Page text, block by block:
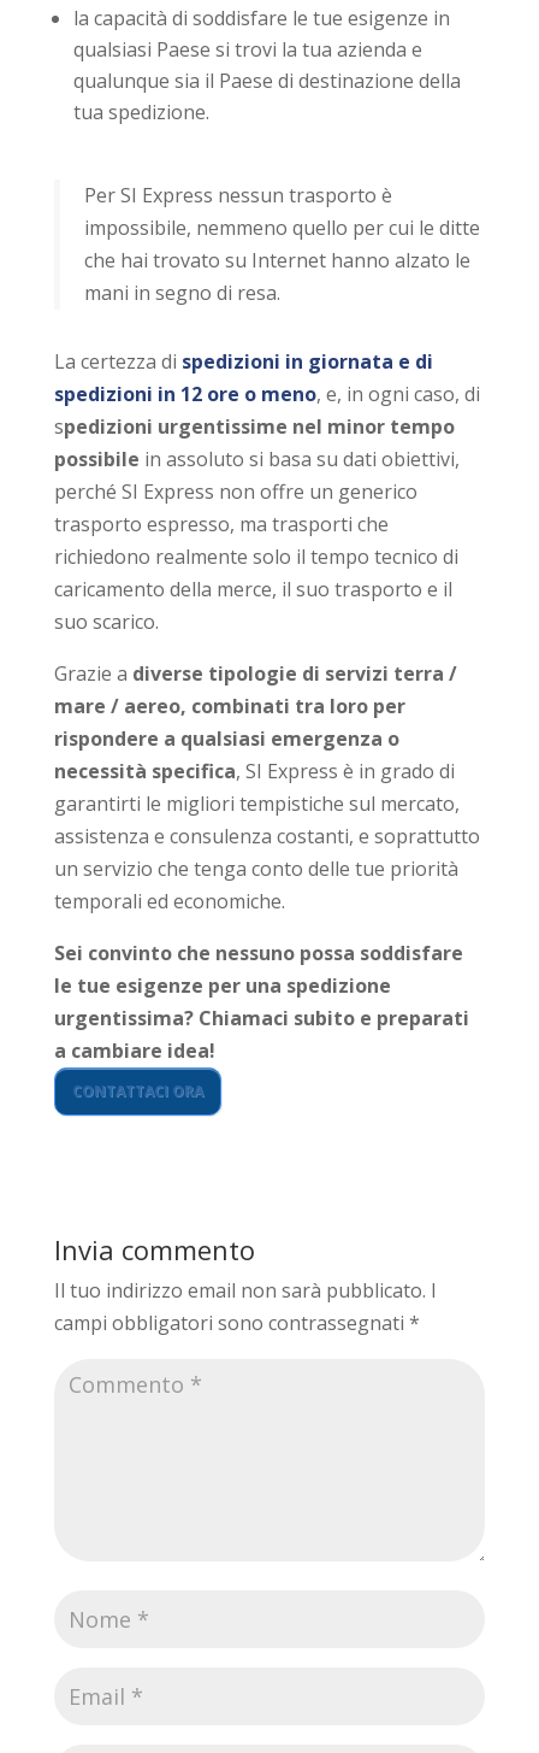
la capacità di soddisfare le tue esigenze in
qualsiasi Paese si trovi la tua azienda e
qualunque sia il Paese di destinazione della
tua spedizione.
Per SI Express nessun trasporto è
impossibile, nemmeno quello per cui le ditte
che hai trovato su Internet hanno alzato le
mani in segno di resa.
La certezza di spedizioni in giornata e di
spedizioni in 12 ore o meno, e, in ogni caso, di
spedizioni urgentissime nel minor tempo
possibile in assoluto si basa su dati obiettivi,
perché SI Express non offre un generico
trasporto espresso, ma trasporti che
richiedono realmente solo il tempo tecnico di
caricamento della merce, il suo trasporto e il
suo scarico.
Grazie a diverse tipologie di servizi terra /
mare / aereo, combinati tra loro per
rispondere a qualsiasi emergenza o
necessità specifica, SI Express è in grado di
garantirti le migliori tempistiche sul mercato,
assistenza e consulenza costanti, e soprattutto
un servizio che tenga conto delle tue priorità
temporali ed economiche.
Sei convinto che nessuno possa soddisfare
le tue esigenze per una spedizione
urgentissima? Chiamaci subito e preparati
a cambiare idea!
CONTATTACI ORA
Invia commento
Il tuo indirizzo email non sarà pubblicato. I
campi obbligatori sono contrassegnati *